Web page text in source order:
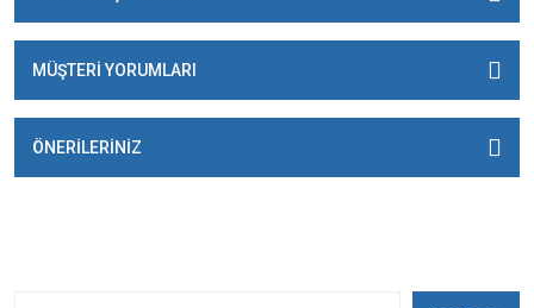
MÜŞTERİ YORUMLARI
ÖNERİLERİNİZ